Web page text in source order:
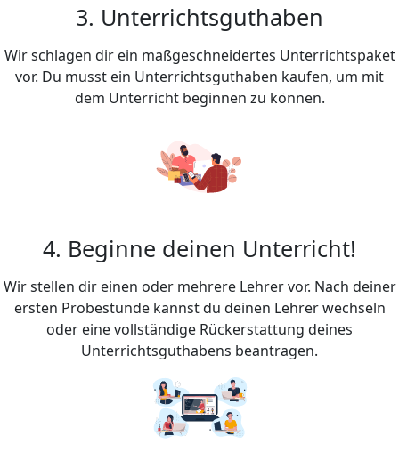
3. Unterrichtsguthaben
Wir schlagen dir ein maßgeschneidertes Unterrichtspaket
vor. Du musst ein Unterrichtsguthaben kaufen, um mit
dem Unterricht beginnen zu können.
4. Beginne deinen Unterricht!
Wir stellen dir einen oder mehrere Lehrer vor. Nach deiner
ersten Probestunde kannst du deinen Lehrer wechseln
oder eine vollständige Rückerstattung deines
Unterrichtsguthabens beantragen.